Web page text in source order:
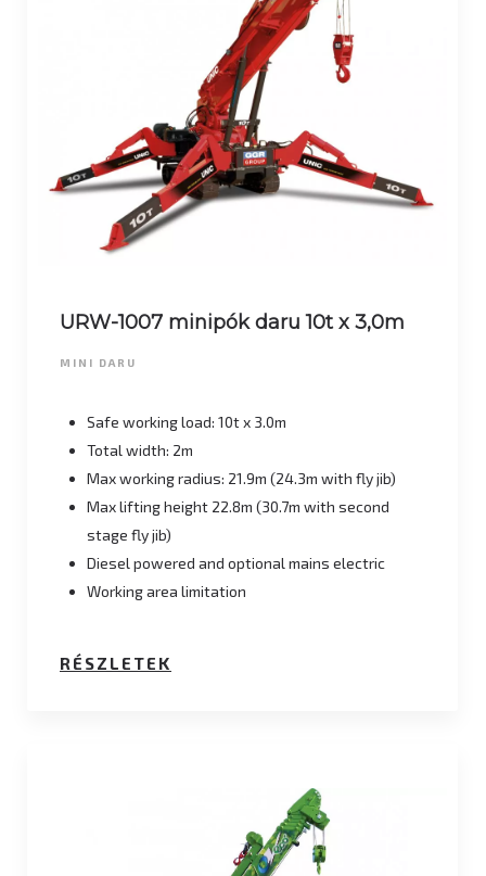
URW-1007 minipók daru 10t x 3,0m
MINI DARU
Safe working load: 10t x 3.0m
Total width: 2m
Max working radius: 21.9m (24.3m with fly jib)
Max lifting height 22.8m (30.7m with second
stage fly jib)
Diesel powered and optional mains electric
Working area limitation
RÉSZLETEK